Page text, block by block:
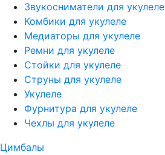
Звукосниматели для укулеле
Комбики для укулеле
Медиаторы для укулеле
Ремни для укулеле
Стойки для укулеле
Струны для укулеле
Укулеле
Фурнитура для укулеле
Чехлы для укулеле
Цимбалы